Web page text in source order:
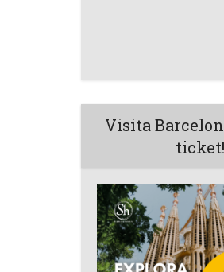
Visita
ticket!